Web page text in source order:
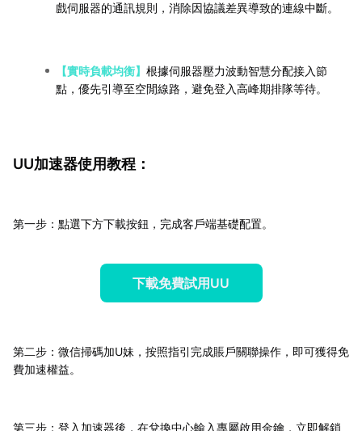
戲伺服器的通訊規則，消除因協議差異導致的連線中斷。
【實時負載均衡】 根據伺服器壓力波動智慧分配接入節
點，優先引導至空閒線路，避免登入高峰期排隊等待。
UU加速器使用教程：
第一步：點選下方下載按鈕，完成客戶端基礎配置。
下載免費試用UU
第二步：微信掃碼加U妹，按照指引完成賬戶關聯操作，即可獲得免
費加速權益。
第三步：登入加速器後，在兌換中心輸入專屬啟用金鑰，立即解鎖